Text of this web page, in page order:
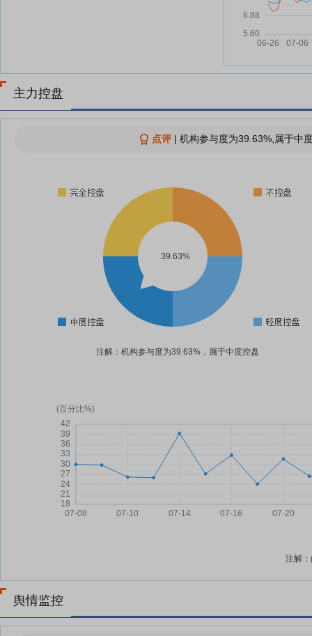
主力控盘
点评| 机构参与度为39.63%,属于中
39.63%
注解：机构参与度为39.63%，属于中度控盘
注解
舆情监控